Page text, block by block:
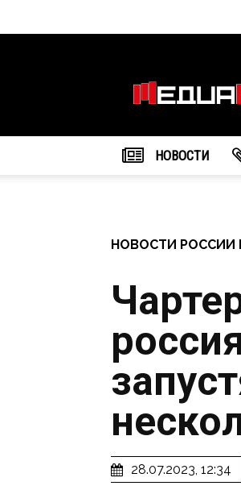
НОВОСТИ
НОВОСТИ РОССИИ
28.07.2023, 12:34